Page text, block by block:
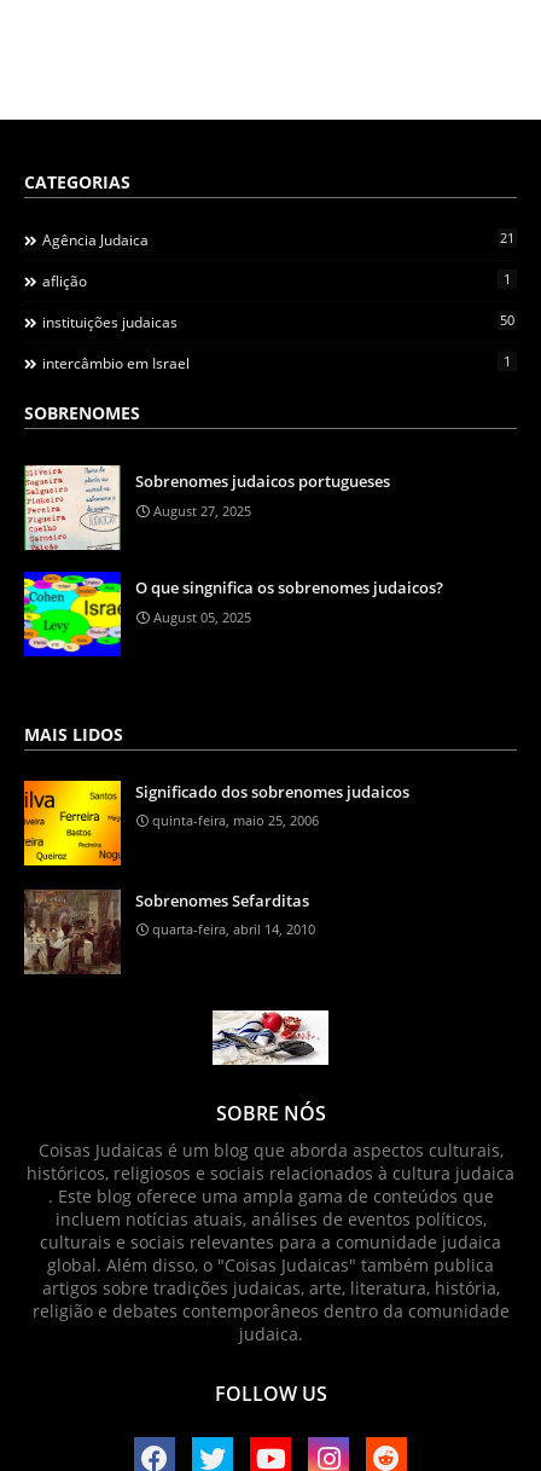
CATEGORIAS
Agência Judaica 21
aflição 1
instituições judaicas 50
intercâmbio em Israel 1
SOBRENOMES
Sobrenomes judaicos portugueses
August 27, 2025
O que singnifica os sobrenomes judaicos?
August 05, 2025
MAIS LIDOS
Significado dos sobrenomes judaicos
quinta-feira, maio 25, 2006
Sobrenomes Sefarditas
quarta-feira, abril 14, 2010
SOBRE NÓS
Coisas Judaicas é um blog que aborda aspectos culturais,
históricos, religiosos e sociais relacionados à cultura judaica
. Este blog oferece uma ampla gama de conteúdos que
incluem notícias atuais, análises de eventos políticos,
culturais e sociais relevantes para a comunidade judaica
global. Além disso, o "Coisas Judaicas" também publica
artigos sobre tradições judaicas, arte, literatura, história,
religião e debates contemporâneos dentro da comunidade
judaica.
FOLLOW US